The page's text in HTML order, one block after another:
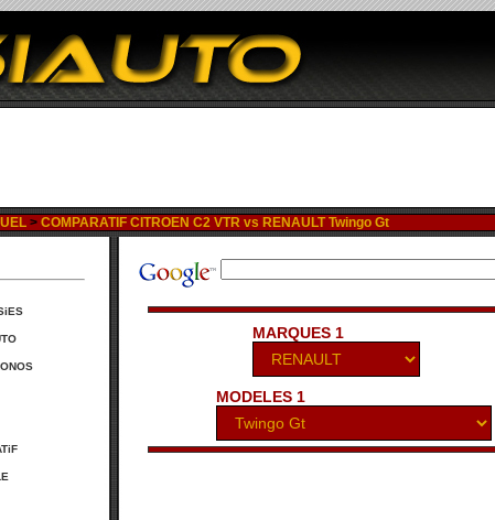
> COMPARATIF CITROEN C2 VTR vs RENAULT Twingo Gt
MARQUES 1
MODELES 1